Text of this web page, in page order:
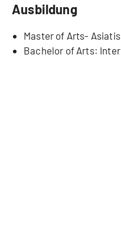
Ausbildung
Master of Arts-
Bachelor of Arts: